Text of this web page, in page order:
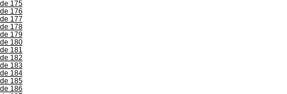
175
176
177
178
179
180
181
182
183
184
185
186